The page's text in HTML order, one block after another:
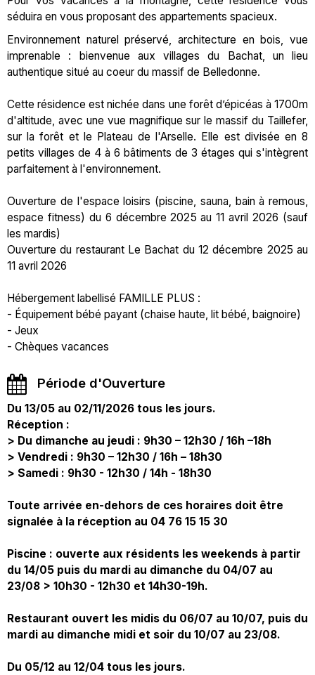
séduira en vous proposant des appartements spacieux.
Environnement naturel préservé, architecture en bois, vue
imprenable : bienvenue aux villages du Bachat, un lieu
authentique situé au coeur du massif de Belledonne.
Cette résidence est nichée dans une forêt d’épicéas à 1700m
d'altitude, avec une vue magnifique sur le massif du Taillefer,
sur la forêt et le Plateau de l'Arselle. Elle est divisée en 8
petits villages de 4 à 6 bâtiments de 3 étages qui s'intègrent
parfaitement à l'environnement.
Ouverture de l'espace loisirs (piscine, sauna, bain à remous,
espace fitness) du 6 décembre 2025 au 11 avril 2026 (sauf
les mardis)
Ouverture du restaurant Le Bachat du 12 décembre 2025 au
11 avril 2026
Hébergement labellisé FAMILLE PLUS :
- Équipement bébé payant (chaise haute, lit bébé, baignoire)
- Jeux
- Chèques vacances
Période d'Ouverture
Du 13/05 au 02/11/2026 tous les jours.
Réception :
> Du dimanche au jeudi : 9h30 – 12h30 / 16h –18h
> Vendredi : 9h30 – 12h30 / 16h – 18h30
> Samedi : 9h30 - 12h30 / 14h - 18h30
Toute arrivée en-dehors de ces horaires doit être
signalée à la réception au 04 76 15 15 30
Piscine : ouverte aux résidents les weekends à partir
du 14/05 puis du mardi au dimanche du 04/07 au
23/08 > 10h30 - 12h30 et 14h30-19h.
Restaurant ouvert les midis du 06/07 au 10/07, puis du
mardi au dimanche midi et soir du 10/07 au 23/08.
Du 05/12 au 12/04 tous les jours.